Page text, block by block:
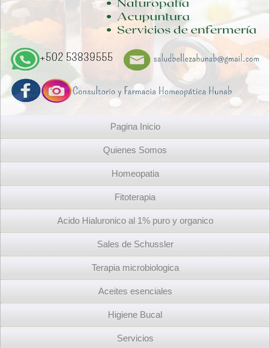
Pagina Inicio
Quienes Somos
Homeopatia
Fitoterapia
Acido Hialuronico al 1% puro y organico
Sales de Schussler
Terapia microbiologica
Aceites esenciales
Higiene Bucal
Servicios